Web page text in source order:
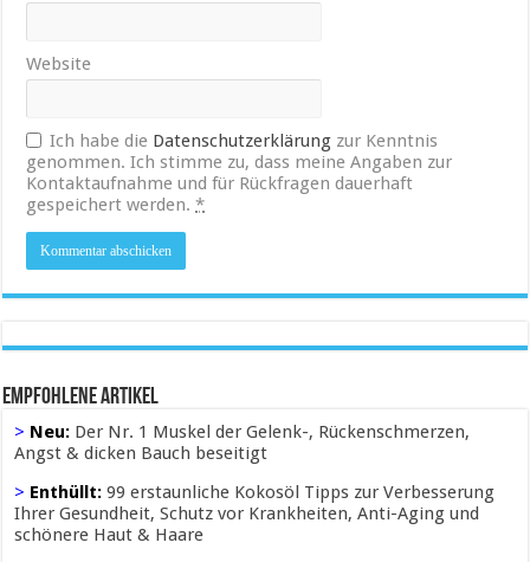
Website
Ich habe die Datenschutzerklärung zur Kenntnis
genommen. Ich stimme zu, dass meine Angaben zur
Kontaktaufnahme und für Rückfragen dauerhaft
gespeichert werden.*
Empfohlene Artikel
> Neu: Der Nr. 1 Muskel der Gelenk-, Rückenschmerzen,
Angst & dicken Bauch beseitigt
> Enthüllt:99 erstaunliche Kokosöl Tipps zur Verbesserung
Ihrer Gesundheit, Schutz vor Krankheiten, Anti-Aging und
schönere Haut & Haare